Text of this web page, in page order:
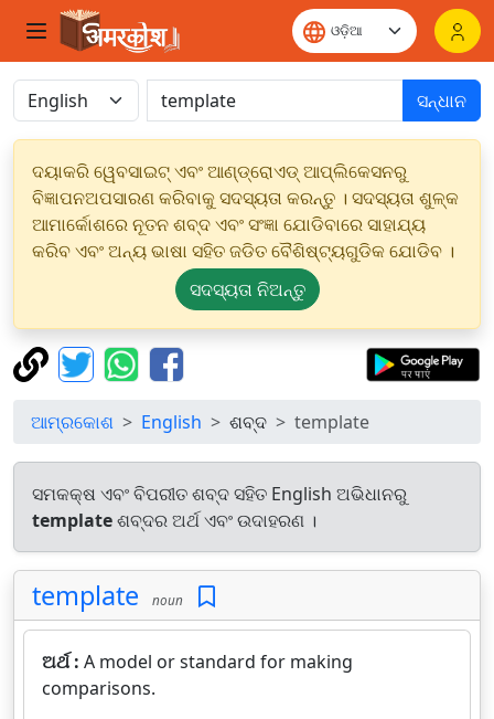
ସନ୍ଧାନ
ଦୟାକରି ୱେବସାଇଟ୍ ଏବଂ ଆଣ୍ଡ୍ରୋଏଡ୍ ଆପ୍ଲିକେସନରୁ
ବିଜ୍ଞାପନଅପସାରଣ କରିବାକୁ ସଦସ୍ୟତା କରନ୍ତୁ । ସଦସ୍ୟତା ଶୁଳ୍କ
ଆମାର୍କୋଶରେ ନୂତନ ଶବ୍ଦ ଏବଂ ସଂଜ୍ଞା ଯୋଡିବାରେ ସାହାଯ୍ୟ
କରିବ ଏବଂ ଅନ୍ୟ ଭାଷା ସହିତ ଜଡିତ ବୈଶିଷ୍ଟ୍ୟଗୁଡିକ ଯୋଡିବ ।
ସଦସ୍ୟତା ନିଅନ୍ତୁ
ଆମ୍ରକୋଶ English ଶବ୍ଦ template
ସମକକ୍ଷ ଏବଂ ବିପରୀତ ଶବ୍ଦ ସହିତ English ଅଭିଧାନରୁ
templateଶବ୍ଦର ଅର୍ଥ ଏବଂ ଉଦାହରଣ ।
template noun
ଅର୍ଥ : A model or standard for making
comparisons.